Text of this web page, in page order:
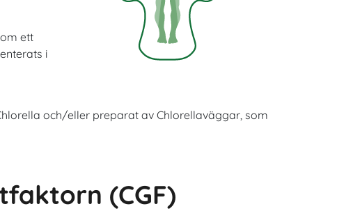
ett
i
och/eller preparat av Chlorellaväggar, som
(CGF)